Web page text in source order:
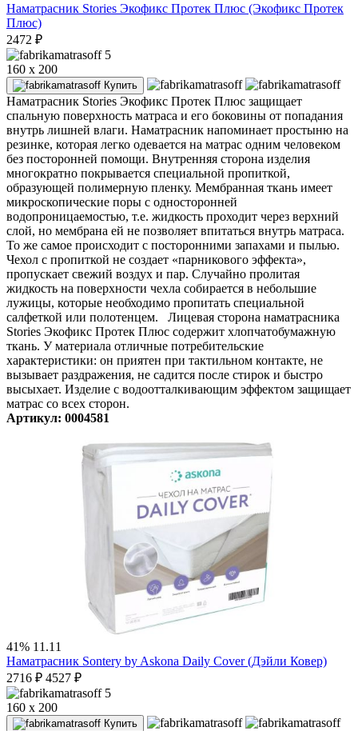
Наматрасник Stories Экофикс Протек Плюс (Экофикс Протек
Плюс)
2472 ₽
5
160 x 200
Купить
Наматрасник Stories Экофикс Протек Плюс защищает
спальную поверхность матраса и его боковины от попадания
внутрь лишней влаги. Наматрасник напоминает простыню на
резинке, которая легко одевается на матрас одним человеком
без посторонней помощи. Внутренняя сторона изделия
многократно покрывается специальной пропиткой,
образующей полимерную пленку. Мембранная ткань имеет
микроскопические поры с односторонней
водопроницаемостью, т.е. жидкость проходит через верхний
слой, но мембрана ей не позволяет впитаться внутрь матраса.
То же самое происходит с посторонними запахами и пылью.
Чехол с пропиткой не создает «парникового эффекта»,
пропускает свежий воздух и пар. Случайно пролитая
жидкость на поверхности чехла собирается в небольшие
лужицы, которые необходимо пропитать специальной
салфеткой или полотенцем. Лицевая сторона наматрасника
Stories Экофикс Протек Плюс содержит хлопчатобумажную
ткань. У материала отличные потребительские
характеристики: он приятен при тактильном контакте, не
вызывает раздражения, не садится после стирок и быстро
высыхает. Изделие с водоотталкивающим эффектом защищает
матрас со всех сторон.
Артикул: 0004581
41% 11.11
Наматрасник Sontery by Askona Daily Cover (Дэйли Ковер)
2716 ₽ 4527 ₽
5
160 x 200
Купить